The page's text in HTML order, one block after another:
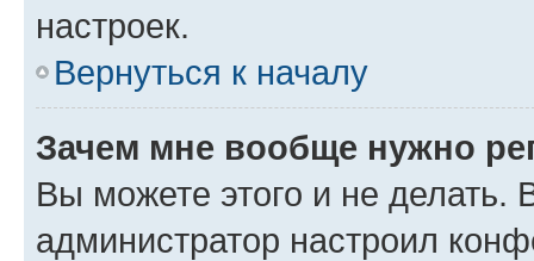
настроек.
Вернуться к началу
Зачем мне вообще нужно
Вы можете этого и не делать.
администратор настроил